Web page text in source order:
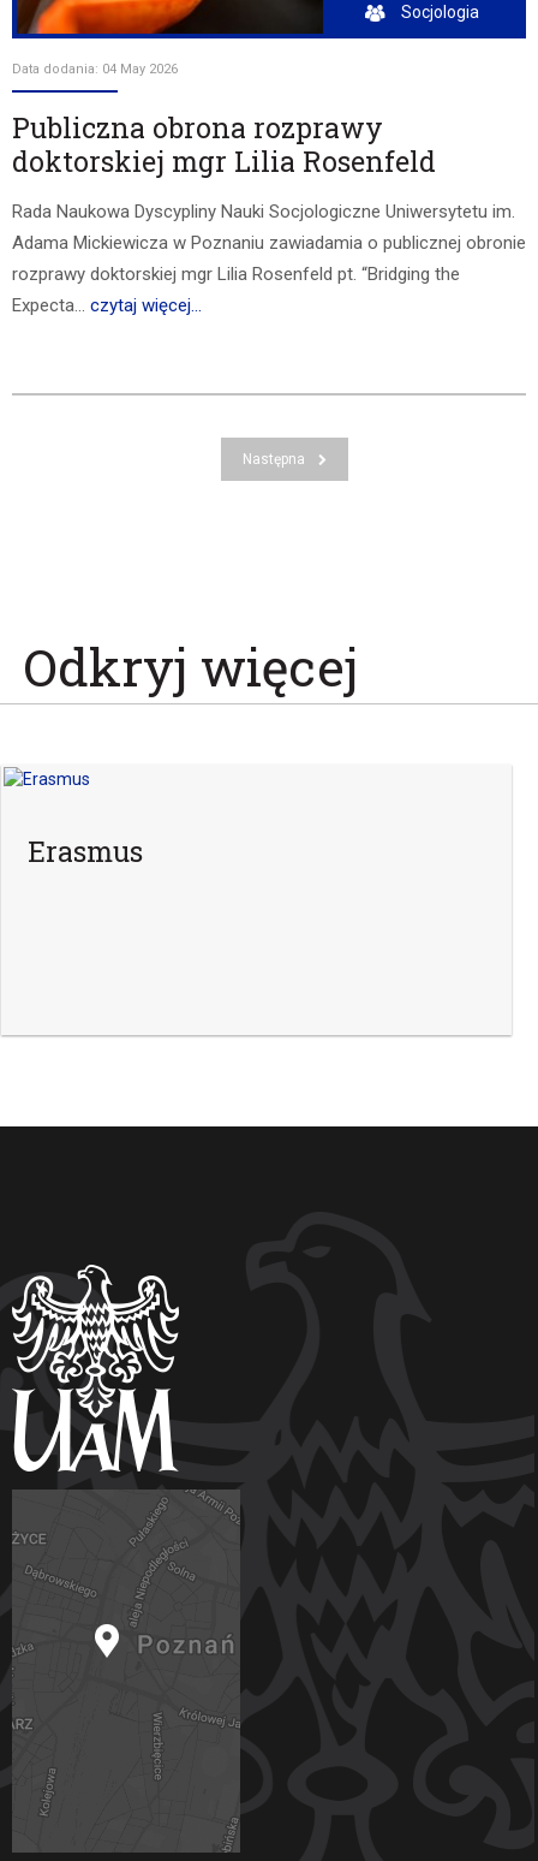
Socjologia
Data dodania: 04 May 2026
Publiczna obrona rozprawy
doktorskiej mgr Lilia Rosenfeld
Rada Naukowa Dyscypliny Nauki Socjologiczne Uniwersytetu im.
Adama Mickiewicza w Poznaniu zawiadamia o publicznej obronie
rozprawy doktorskiej mgr Lilia Rosenfeld pt. “Bridging the
Expecta... czytaj więcej...
Następna
Odkryj więcej
Erasmus